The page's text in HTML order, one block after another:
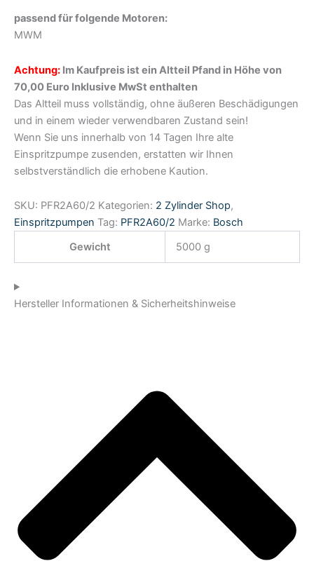
passend für folgende Motoren:
MWM
Achtung: Im Kaufpreis ist ein Altteil Pfand in Höhe von
70,00 Euro Inklusive MwSt enthalten
Das Altteil muss vollständig, ohne äußeren Beschädigungen
und in einem wieder verwendbaren Zustand sein!
Wenn Sie uns innerhalb von 14 Tagen Ihre alte
Einspritzpumpe zusenden, erstatten wir Ihnen
selbstverständlich die erhobene Kaution.
SKU: PFR2A60/2 Kategorien: 2 Zylinder Shop,
Einspritzpumpen Tag: PFR2A60/2 Marke: Bosch
Gewicht
5000 g
Hersteller Informationen & Sicherheitshinweise